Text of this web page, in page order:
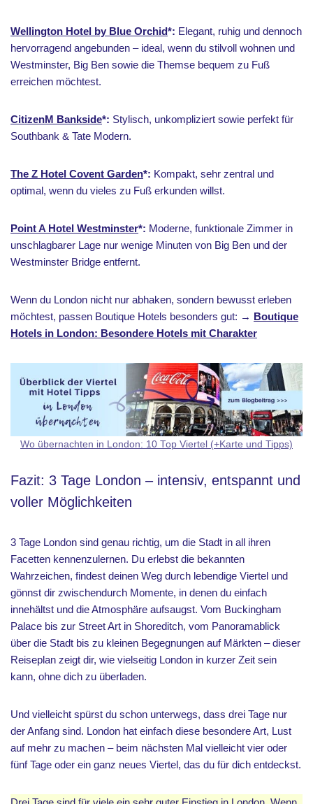
Wellington Hotel by Blue Orchid*: Elegant, ruhig und dennoch
hervorragend angebunden – ideal, wenn du stilvoll wohnen und
Westminster, Big Ben sowie die Themse bequem zu Fuß
erreichen möchtest.
CitizenM Bankside*: Stylisch, unkompliziert sowie perfekt für
Southbank & Tate Modern.
The Z Hotel Covent Garden*: Kompakt, sehr zentral und
optimal, wenn du vieles zu Fuß erkunden willst.
Point A Hotel Westminster*: Moderne, funktionale Zimmer in
unschlagbarer Lage nur wenige Minuten von Big Ben und der
Westminster Bridge entfernt.
Wenn du London nicht nur abhaken, sondern bewusst erleben
möchtest, passen Boutique Hotels besonders gut: → Boutique
Hotels in London: Besondere Hotels mit Charakter
Wo übernachten in London: 10 Top Viertel (+Karte und Tipps)
Fazit: 3 Tage London – intensiv, entspannt und
voller Möglichkeiten
3 Tage London sind genau richtig, um die Stadt in all ihren
Facetten kennenzulernen. Du erlebst die bekannten
Wahrzeichen, findest deinen Weg durch lebendige Viertel und
gönnst dir zwischendurch Momente, in denen du einfach
innehältst und die Atmosphäre aufsaugst. Vom Buckingham
Palace bis zur Street Art in Shoreditch, vom Panoramablick
über die Stadt bis zu kleinen Begegnungen auf Märkten – dieser
Reiseplan zeigt dir, wie vielseitig London in kurzer Zeit sein
kann, ohne dich zu überladen.
Und vielleicht spürst du schon unterwegs, dass drei Tage nur
der Anfang sind. London hat einfach diese besondere Art, Lust
auf mehr zu machen – beim nächsten Mal vielleicht vier oder
fünf Tage oder ein ganz neues Viertel, das du für dich entdeckst.